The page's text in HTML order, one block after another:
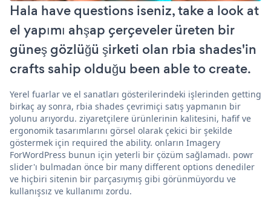
Hala have questions iseniz, take a look at
el yapımı ahşap çerçeveler üreten bir
güneş gözlüğü şirketi olan rbia shades'in
crafts sahip olduğu been able to create.
Yerel fuarlar ve el sanatları gösterilerindeki işlerinden getting
birkaç ay sonra, rbia shades çevrimiçi satış yapmanın bir
yolunu arıyordu. ziyaretçilere ürünlerinin kalitesini, hafif ve
ergonomik tasarımlarını görsel olarak çekici bir şekilde
göstermek için required the ability. onların Imagery
ForWordPress bunun için yeterli bir çözüm sağlamadı. powr
slider'ı bulmadan önce bir many different options denediler
ve hiçbiri sitenin bir parçasıymış gibi görünmüyordu ve
kullanışsız ve kullanımı zordu.